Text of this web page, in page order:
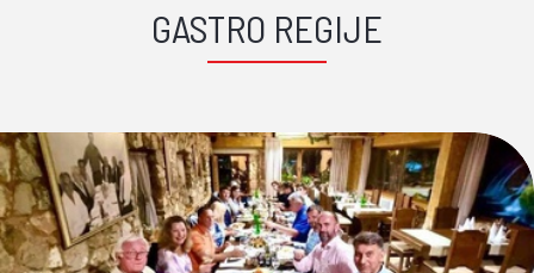
GASTRO REGIJE